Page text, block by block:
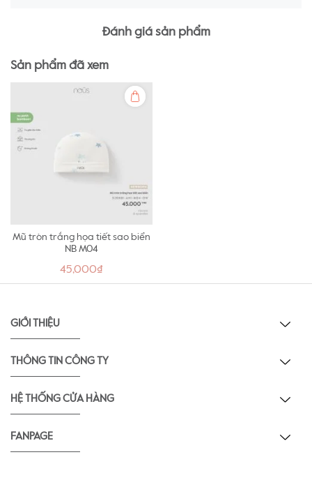
Đánh giá sản phẩm
Sản phẩm đã xem
Mũ tròn trắng họa tiết sao biển
NB M04
45,000₫
GIỚI THIỆU
THÔNG TIN CÔNG TY
HỆ THỐNG CỬA HÀNG
FANPAGE